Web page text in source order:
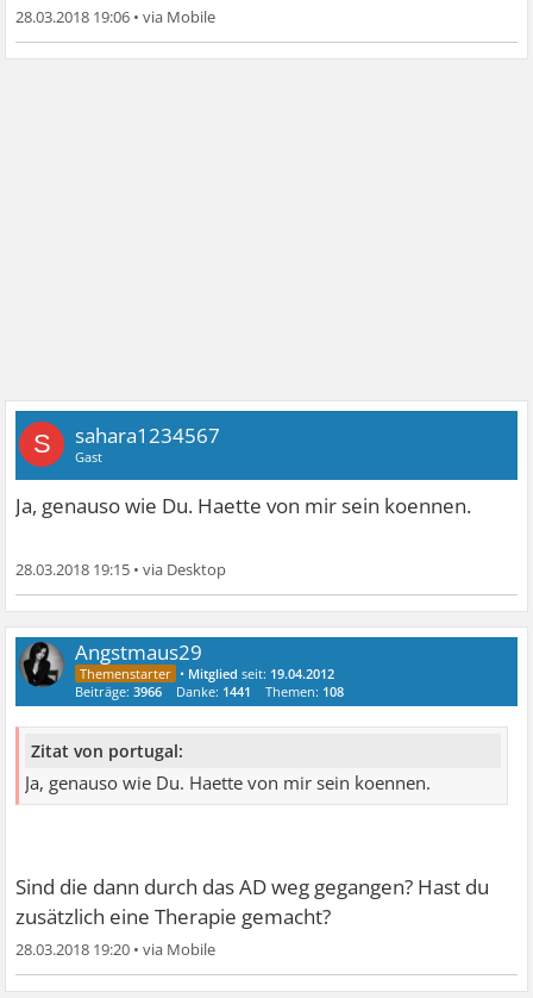
28.03.2018 19:06 •
S sahara1234567
Gast
Ja, genauso wie Du. Haette von mir sein koennen.
28.03.2018 19:15 •
Angstmaus29
• Mitglied seit: 19.04.2012
Beiträge:3966 Danke: 1441 Themen: 108
Zitat von portugal:
Ja, genauso wie Du. Haette von mir sein koennen.
Sind die dann durch das AD weg gegangen? Hast du
zusätzlich eine Therapie gemacht?
28.03.2018 19:20 •